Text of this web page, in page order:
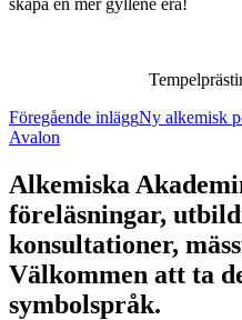
Inläggsnavigering
Föregående inläggNy alkemisk
Avalon
Alkemiska
föreläsningar,
konsultationer,
Välkommen att ta
symbolspråk.